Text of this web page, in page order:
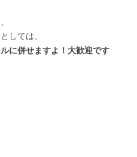
しては、
に併せますよ！大歓迎です